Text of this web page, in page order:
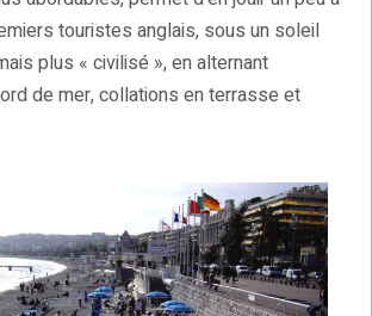
touristes anglais, sous un soleil
plus « civilisé », en alternant
de mer, collations en terrasse et